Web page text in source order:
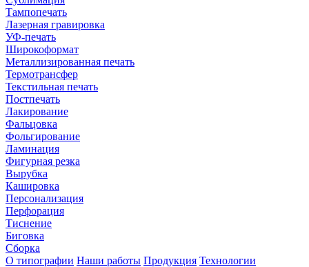
Тампопечать
Лазерная гравировка
УФ-печать
Широкоформат
Металлизированная печать
Термотрансфер
Текстильная печать
Постпечать
Лакирование
Фальцовка
Фольгирование
Ламинация
Фигурная резка
Вырубка
Кашировка
Персонализация
Перфорация
Тиснение
Биговка
Сборка
О типографии Наши работы Продукция Технологии